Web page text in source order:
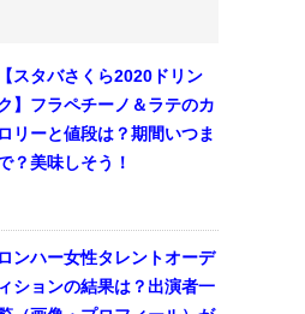
【スタバさくら2020ドリン
】フラペチーノ＆ラテのカ
ロリーと値段は？期間いつま
？美味しそう！
ロンハー女性タレントオーデ
ィションの結果は？出演者一